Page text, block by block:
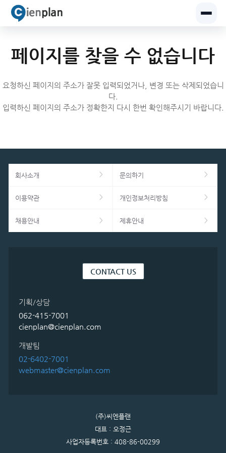
페이지를 찾을 수 없습니다
요청하신 페이지의 주소가 잘못 입력되었거나, 변경 또는 삭제되었습니
다.
입력하신 페이지의 주소가 정확한지 다시 한번 확인해주시기 바랍니다.
회사소개 문의하기
이용약관 개인정보처리방침
채용안내 제휴안내
CONTACT US
기획/상담
062-415-7001
cienplan@cienplan.com
개발팀
02-6402-7001
webmaster@cienplan.com
(주)씨엔플랜
대표 : 오정근
사업자등록번호 : 408-86-00299